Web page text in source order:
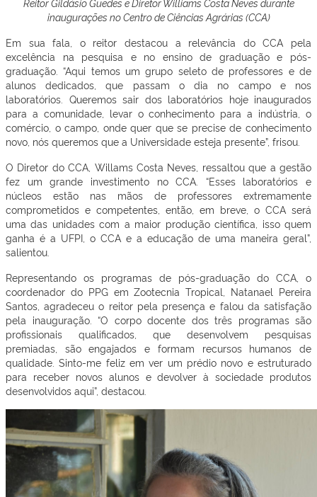
inaugurações no Centro de Ciências Agrárias (CCA)
Em sua fala, o reitor destacou a relevância do CCA pela
excelência na pesquisa e no ensino de graduação e pós-
graduação. “Aqui temos um grupo seleto de professores e de
alunos dedicados, que passam o dia no campo e nos
laboratórios. Queremos sair dos laboratórios hoje inaugurados
para a comunidade, levar o conhecimento para a indústria, o
comércio, o campo, onde quer que se precise de conhecimento
novo, nós queremos que a Universidade esteja presente”, frisou.
O Diretor do CCA, Willams Costa Neves, ressaltou que a gestão
fez um grande investimento no CCA. “Esses laboratórios e
núcleos estão nas mãos de professores extremamente
comprometidos e competentes, então, em breve, o CCA será
uma das unidades com a maior produção científica, isso quem
ganha é a UFPI, o CCA e a educação de uma maneira geral”,
salientou.
Representando os programas de pós-graduação do CCA, o
coordenador do PPG em Zootecnia Tropical, Natanael Pereira
Santos, agradeceu o reitor pela presença e falou da satisfação
pela inauguração. “O corpo docente dos três programas são
profissionais qualificados, que desenvolvem pesquisas
premiadas, são engajados e formam recursos humanos de
qualidade. Sinto-me feliz em ver um prédio novo e estruturado
para receber novos alunos e devolver à sociedade produtos
desenvolvidos aqui”, destacou.